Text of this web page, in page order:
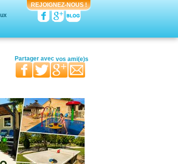
REJOIGNEZ-NOUS !
Partager avec
vos ami(e)s
votre famille